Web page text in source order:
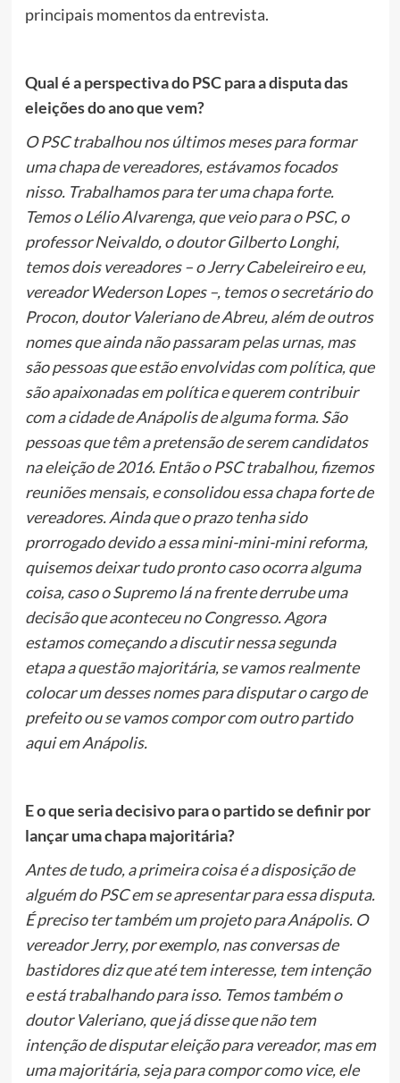
principais momentos da entrevista.
Qual é a perspectiva do PSC para a disputa das
eleições do ano que vem?
O PSC trabalhou nos últimos meses para formar
uma chapa de vereadores, estávamos focados
nisso. Trabalhamos para ter uma chapa forte.
Temos o Lélio Alvarenga, que veio para o PSC, o
professor Neivaldo, o doutor Gilberto Longhi,
temos dois vereadores – o Jerry Cabeleireiro e eu,
vereador Wederson Lopes –, temos o secretário do
Procon, doutor Valeriano de Abreu, além de outros
nomes que ainda não passaram pelas urnas, mas
são pessoas que estão envolvidas com política, que
são apaixonadas em política e querem contribuir
com a cidade de Anápolis de alguma forma. São
pessoas que têm a pretensão de serem candidatos
na eleição de 2016. Então o PSC trabalhou, fizemos
reuniões mensais, e consolidou essa chapa forte de
vereadores. Ainda que o prazo tenha sido
prorrogado devido a essa mini-mini-mini reforma,
quisemos deixar tudo pronto caso ocorra alguma
coisa, caso o Supremo lá na frente derrube uma
decisão que aconteceu no Congresso. Agora
estamos começando a discutir nessa segunda
etapa a questão majoritária, se vamos realmente
colocar um desses nomes para disputar o cargo de
prefeito ou se vamos compor com outro partido
aqui em Anápolis.
E o que seria decisivo para o partido se definir por
lançar uma chapa majoritária?
Antes de tudo, a primeira coisa é a disposição de
alguém do PSC em se apresentar para essa disputa.
É preciso ter também um projeto para Anápolis. O
vereador Jerry, por exemplo, nas conversas de
bastidores diz que até tem interesse, tem intenção
e está trabalhando para isso. Temos também o
doutor Valeriano, que já disse que não tem
intenção de disputar eleição para vereador, mas em
uma majoritária, seja para compor como vice, ele